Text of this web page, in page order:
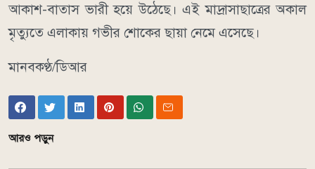
আকাশ-বাতাস ভারী হয়ে উঠেছে। এই মাদ্রাসাছাত্রের অকাল
মৃত্যুতে এলাকায় গভীর শোকের ছায়া নেমে এসেছে।
মানবকণ্ঠ/ডিআর
আরও পড়ুন